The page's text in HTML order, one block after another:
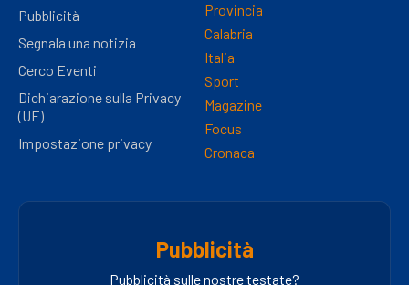
Pubblicità
Segnala una notizia
Cerco Eventi
Dichiarazione sulla Privacy
(UE)
Impostazione privacy
Provincia
Calabria
Italia
Sport
Magazine
Focus
Cronaca
Pubblicità
Pubblicità sulle nostre testate?